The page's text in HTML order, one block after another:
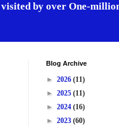
by over One-
Blog Archive
► 2026 (11)
► 2025 (11)
► 2024 (16)
► 2023 (60)